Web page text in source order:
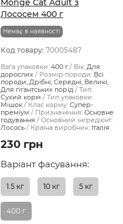
Monge Cat Adult з
Лососем 400 г
Немає в наявності
Код товару: 70005487
Вага упаковки: 400 г Вік: Для
дорослих
Розмір породи: Всі
породи, Дрібні, Середні, Великі,
Для гігантських порід
Тип:
Сухий корм
Тип упаковки:
Мішок
Клас корму: Супер-
преміум
Призначення: Основне
годування
Основний інгредієнт:
Лосось
Країна виробник: Італія
230 грн
Варіант фасування:
1.5 кг 10 кг 5 кг
400 г